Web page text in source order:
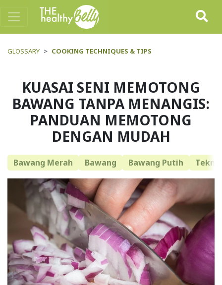
GLOSSARY COOKING TECHNIQUES & TIPS
KUASAI SENI MEMOTONG
BAWANG TANPA MENANGIS:
PANDUAN MEMOTONG
DENGAN MUDAH
Bawang Merah Bawang Bawang Putih